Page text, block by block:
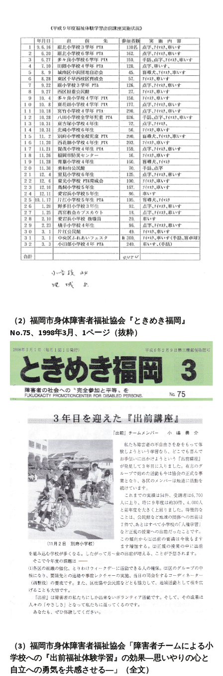
（2）福岡市身体障害者福祉協会『ときめき福岡』
No.75、1998年3月、1ページ（抜粋）
（3）福岡市身体障害者福祉協会「障害者チームによる小
学校への『出前福祉体験学習』の効果―思いやりの心と
自立への勇気を共感させる―」（全文）